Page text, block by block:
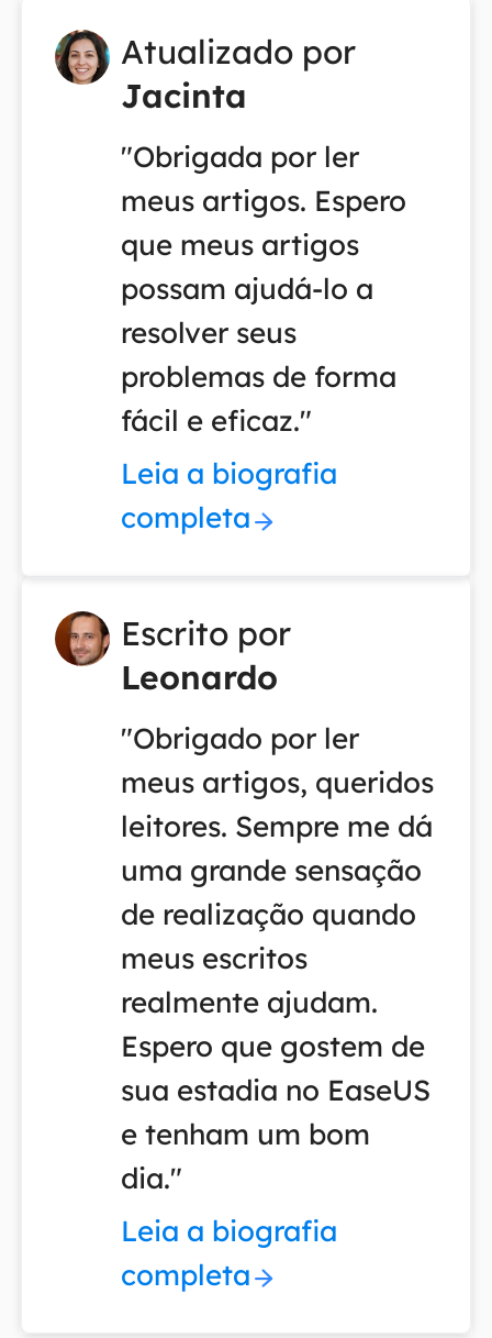
Atualizado por
Jacinta
"Obrigada por ler
meus artigos. Espero
que meus artigos
possam ajudá-lo a
resolver seus
problemas de forma
fácil e eficaz."
Leia a biografia
completa
Escrito por
Leonardo
"Obrigado por ler
meus artigos, queridos
leitores. Sempre me dá
uma grande sensação
de realização quando
meus escritos
realmente ajudam.
Espero que gostem de
sua estadia no EaseUS
e tenham um bom
dia."
Leia a biografia
completa